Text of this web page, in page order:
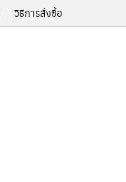
วิธีการสั่งซื้อ